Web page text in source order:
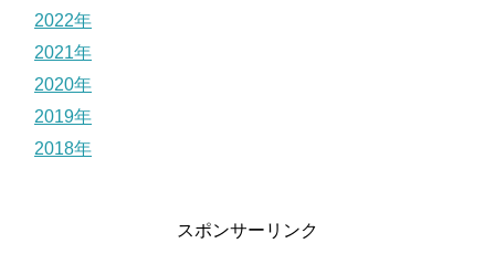
2022年
2021年
2020年
2019年
2018年
スポンサーリンク